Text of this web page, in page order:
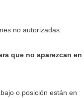
no autorizadas.
que no aparezcan en
o posición están en